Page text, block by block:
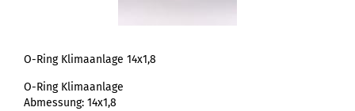
O-Ring Klimaanlage 14x1,8
O-Ring Klimaanlage
Abmessung: 14x1,8